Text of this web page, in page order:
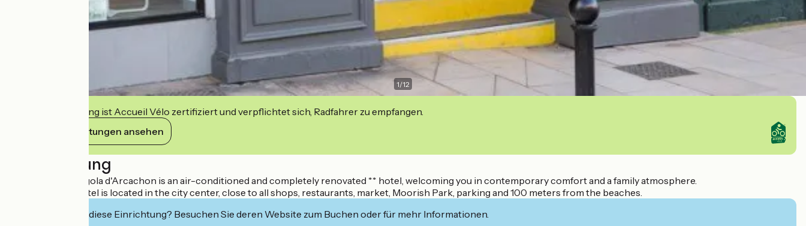
1/12
Diese Einrichtung ist Accueil Vélo zertifiziert und verpflichtet sich, Radfahrer zu empfangen.
Ihre Verpflichtungen ansehen
Beschreibung
The Hotel La Pergola d'Arcachon is an air-conditioned and completely renovated ** hotel, welcoming you in contemporary comfort and a family atmosphere.
This charming hotel is located in the city center, close to all shops, restaurants, market, Moorish Park, parking and 100 meters from the beaches.
Interessiert Sie diese Einrichtung? Besuchen Sie deren Website zum Buchen oder für mehr Informationen.